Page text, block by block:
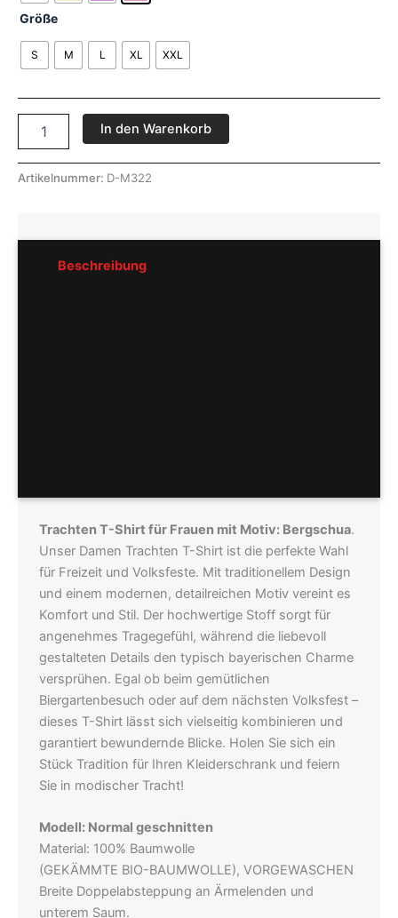
Größe
S M L XL XXL
In den Warenkorb
Artikelnummer: D-M322
Beschreibung
Trachten T-Shirt für Frauen mit Motiv: Bergschua.
Unser Damen Trachten T-Shirt ist die perfekte Wahl
für Freizeit und Volksfeste. Mit traditionellem Design
und einem modernen, detailreichen Motiv vereint es
Komfort und Stil. Der hochwertige Stoff sorgt für
angenehmes Tragegefühl, während die liebevoll
gestalteten Details den typisch bayerischen Charme
versprühen. Egal ob beim gemütlichen
Biergartenbesuch oder auf dem nächsten Volksfest –
dieses T-Shirt lässt sich vielseitig kombinieren und
garantiert bewundernde Blicke. Holen Sie sich ein
Stück Tradition für Ihren Kleiderschrank und feiern
Sie in modischer Tracht!
Modell: Normal geschnitten
Material: 100% Baumwolle
(GEKÄMMTE BIO-BAUMWOLLE), VORGEWASCHEN
Breite Doppelabsteppung an Ärmelenden und
unterem Saum.